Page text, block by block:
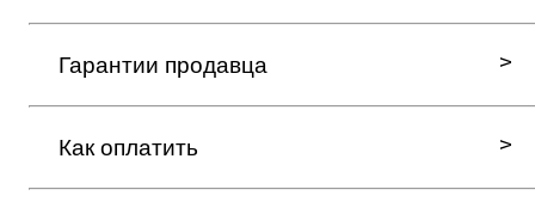
Гарантии продавца
Как оплатить